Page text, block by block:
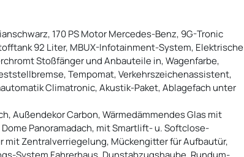
170 PS Motor Mercedes-Benz, 9G-Tronic
92 Liter, MBUX-Infotainment-System, Elektrische
Stoßfänger und Anbauteile in, Wagenfarbe,
Tempomat, Verkehrszeichenassistent,
Climatronic, Akustik-Paket, Ablagefach unter
Außendekor Carbon, Wärmedämmendes Glas mit
Panoramadach, mit Smartlift- u. Softclose-
mit Zentralverriegelung, Mückengitter für Aufbautür,